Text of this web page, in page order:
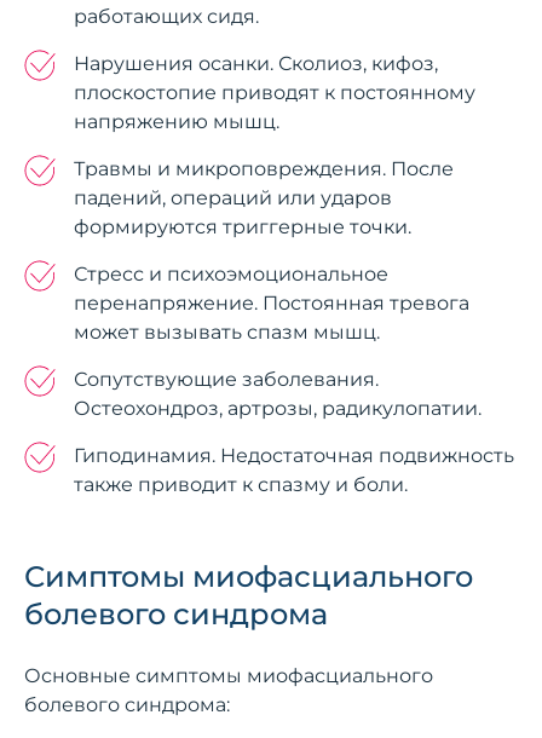
работающих сидя.
Нарушения осанки. Сколиоз, кифоз,
плоскостопие приводят к постоянному
напряжению мышц.
Травмы и микроповреждения. После
падений, операций или ударов
формируются триггерные точки.
Стресс и психоэмоциональное
перенапряжение. Постоянная тревога
может вызывать спазм мышц.
Сопутствующие заболевания.
Остеохондроз, артрозы, радикулопатии.
Гиподинамия. Недостаточная подвижность
также приводит к спазму и боли.
Симптомы миофасциального
болевого синдрома
Основные симптомы миофасциального
болевого синдрома: